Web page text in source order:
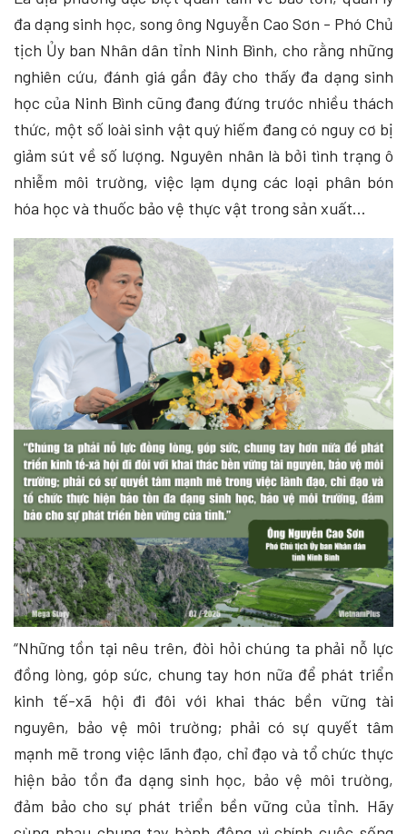
đa dạng sinh học, song ông Nguyễn Cao Sơn - Phó Chủ
tịch Ủy ban Nhân dân tỉnh Ninh Bình, cho rằng những
nghiên cứu, đánh giá gần đây cho thấy đa dạng sinh
học của Ninh Bình cũng đang đứng trước nhiều thách
thức, một số loài sinh vật quý hiếm đang có nguy cơ bị
giảm sút về số lượng. Nguyên nhân là bởi tình trạng ô
nhiễm môi trường, việc lạm dụng các loại phân bón
hóa học và thuốc bảo vệ thực vật trong sản xuất…
“Những tồn tại nêu trên, đòi hỏi chúng ta phải nỗ lực
đồng lòng, góp sức, chung tay hơn nữa để phát triển
kinh tế-xã hội đi đôi với khai thác bền vững tài
nguyên, bảo vệ môi trường; phải có sự quyết tâm
mạnh mẽ trong việc lãnh đạo, chỉ đạo và tổ chức thực
hiện bảo tồn đa dạng sinh học, bảo vệ môi trường,
đảm bảo cho sự phát triển bền vững của tỉnh. Hãy